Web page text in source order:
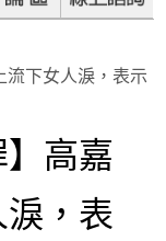
流下女人淚，表示
】高嘉
，表